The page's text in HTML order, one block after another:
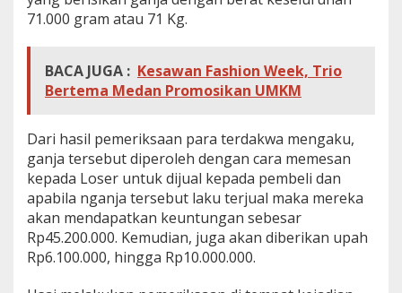
71.000 gram atau 71 Kg.
BACA JUGA : Kesawan Fashion Week, Trio
Bertema Medan Promosikan UMKM
Dari hasil pemeriksaan para terdakwa mengaku,
ganja tersebut diperoleh dengan cara memesan
kepada Loser untuk dijual kepada pembeli dan
apabila nganja tersebut laku terjual maka mereka
akan mendapatkan keuntungan sebesar
Rp45.200.000. Kemudian, juga akan diberikan upah
Rp6.100.000, hingga Rp10.000.000.